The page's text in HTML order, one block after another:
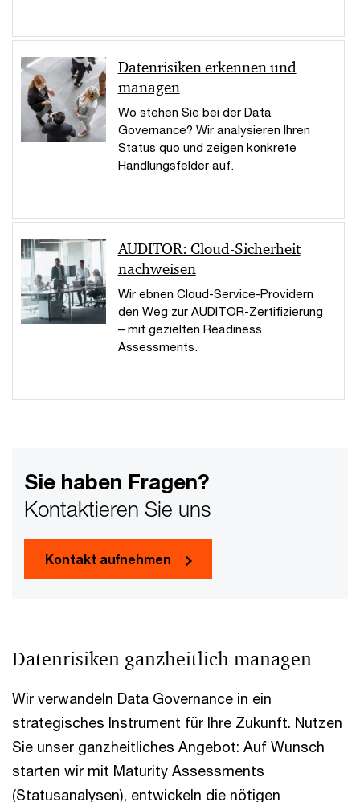
Datenrisiken erkennen und
managen
Wo stehen Sie bei der Data
Governance? Wir analysieren Ihren
Status quo und zeigen konkrete
Handlungsfelder auf.
AUDITOR: Cloud-Sicherheit
nachweisen
Wir ebnen Cloud-Service-Providern
den Weg zur AUDITOR-Zertifizierung
– mit gezielten Readiness
Assessments.
Sie haben Fragen?
Kontaktieren Sie uns
Kontakt aufnehmen
Datenrisiken ganzheitlich managen
Wir verwandeln Data Governance in ein
strategisches Instrument für Ihre Zukunft. Nutzen
Sie unser ganzheitliches Angebot: Auf Wunsch
starten wir mit Maturity Assessments
(Statusanalysen), entwickeln die nötigen